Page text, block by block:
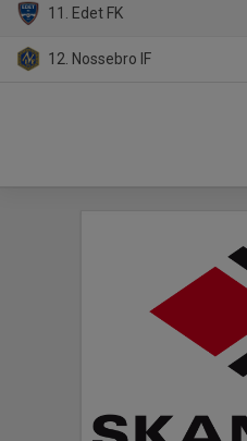
11. Edet FK
12. Nossebro IF